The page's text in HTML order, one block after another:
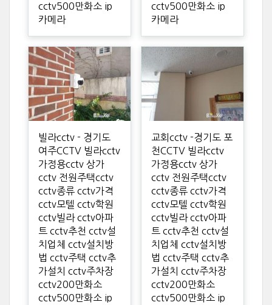
cctv500만화소 ip
카메라
cctv500만화소 ip
카메라
빌라cctv - 경기도
여주CCTV 빌라cctv
가정용cctv 상가
cctv 전원주택cctv
cctv종류 cctv가격
cctv모텔 cctv학원
cctv빌라 cctv아파
트 cctv추천 cctv설
치업체 cctv설치방
법 cctv주택 cctv추
가설치 cctv주차장
cctv200만화소
cctv500만화소 ip
교회cctv -경기도 포
천CCTV 빌라cctv
가정용cctv 상가
cctv 전원주택cctv
cctv종류 cctv가격
cctv모텔 cctv학원
cctv빌라 cctv아파
트 cctv추천 cctv설
치업체 cctv설치방
법 cctv주택 cctv추
가설치 cctv주차장
cctv200만화소
cctv500만화소 ip